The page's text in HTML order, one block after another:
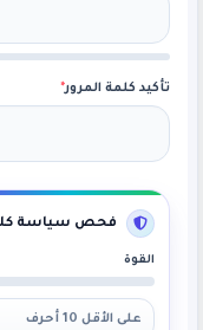
تأكيد كلمة المرور*
فحص سياسة
القوة
على الأقل 10 أحرف